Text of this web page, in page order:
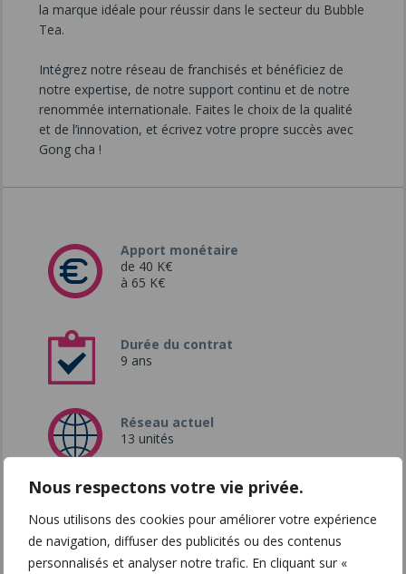
Nous respectons votre vie privée.
Nous utilisons des cookies pour améliorer votre expérience
de navigation, diffuser des publicités ou des contenus
personnalisés et analyser notre trafic. En cliquant sur «
la marque idéale pour réussir dans le secteur du Bubble
Tea.
Intégrez notre réseau de franchisés et bénéficiez de
notre expertise, de notre support continu et de notre
renommée internationale. Faites le choix de la qualité
et de l’innovation, et écrivez votre propre succès avec
Gong cha !
Apport monétaire
de 40 K€
à 65 K€
Durée du contrat
9 ans
Réseau actuel
13 unités
Zones de développement
recherchées
France & Dom-Tom, Belgique,
Maroc, Ile Maurice